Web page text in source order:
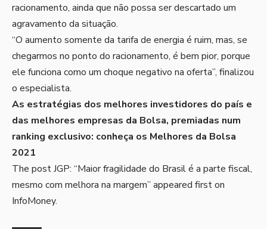
racionamento, ainda que não possa ser descartado um
agravamento da situação.
“O aumento somente da tarifa de energia é ruim, mas, se
chegarmos no ponto do racionamento, é bem pior, porque
ele funciona como um choque negativo na oferta”, finalizou
o especialista.
As estratégias dos melhores investidores do país e
das melhores empresas da Bolsa, premiadas num
ranking exclusivo: conheça os Melhores da Bolsa
2021
The postJGP: “Maior fragilidade do Brasil é a parte fiscal,
mesmo com melhora na margem” appeared first on
InfoMoney.